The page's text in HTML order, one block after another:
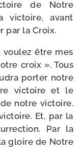
de Notre
vic­toire, avant
par la Croix.
vou­lez être mes
croix ». Tous
por­ter notre
vic­toire et le
notre vic­toire.
Et, par la
Par la
gloire de Notre